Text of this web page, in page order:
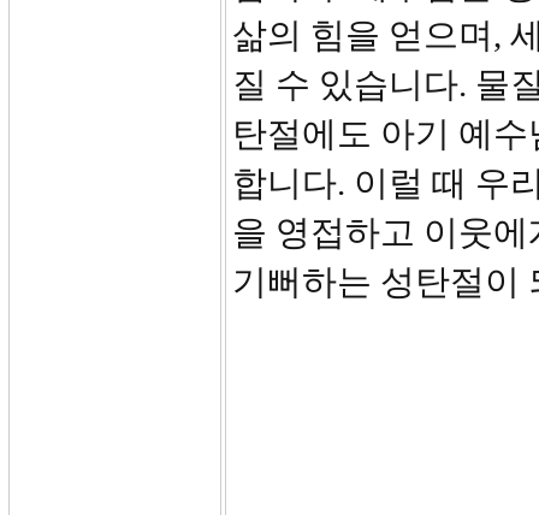
삶의 힘을 얻으며,
질 수 있습니다. 물
탄절에도 아기 예
합니다. 이럴 때 우
을 영접하고 이웃
기뻐하는 성탄절이